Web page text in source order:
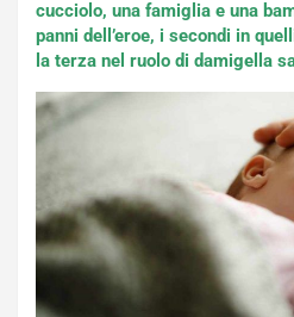
cucciolo, una famiglia e una
panni dell’eroe, i secondi in
la terza nel ruolo di damigella